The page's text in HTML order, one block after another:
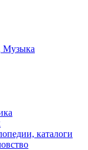
Музыка
каталоги